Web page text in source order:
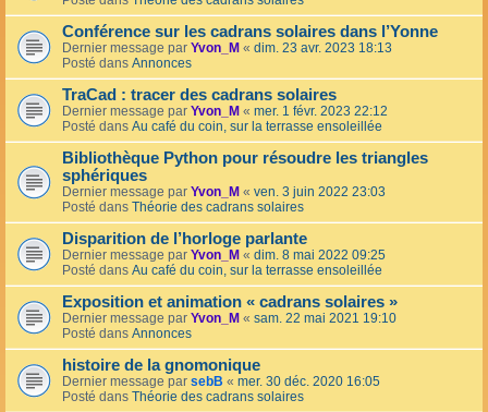
Conférence sur les cadrans solaires dans l’Yonne
Dernier message par Yvon_M « dim. 23 avr. 2023 18:13
Posté dans Annonces
TraCad : tracer des cadrans solaires
Dernier message par Yvon_M « mer. 1 févr. 2023 22:12
Posté dans Au café du coin, sur la terrasse ensoleillée
Bibliothèque Python pour résoudre les triangles
sphériques
Dernier message par Yvon_M « ven. 3 juin 2022 23:03
Posté dans Théorie des cadrans solaires
Disparition de l’horloge parlante
Dernier message par Yvon_M « dim. 8 mai 2022 09:25
Posté dans Au café du coin, sur la terrasse ensoleillée
Exposition et animation « cadrans solaires »
Dernier message par Yvon_M « sam. 22 mai 2021 19:10
Posté dans Annonces
histoire de la gnomonique
Dernier message par sebB « mer. 30 déc. 2020 16:05
Posté dans Théorie des cadrans solaires